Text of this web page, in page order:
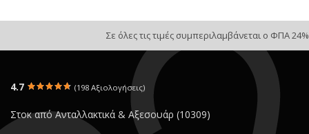
Σε όλες τις τιμές συμπεριλαμβάνεται ο ΦΠΑ 24%
4.7 (198 Αξιολογήσεις)
Στοκ από Ανταλλακτικά & Αξεσουάρ (10309)